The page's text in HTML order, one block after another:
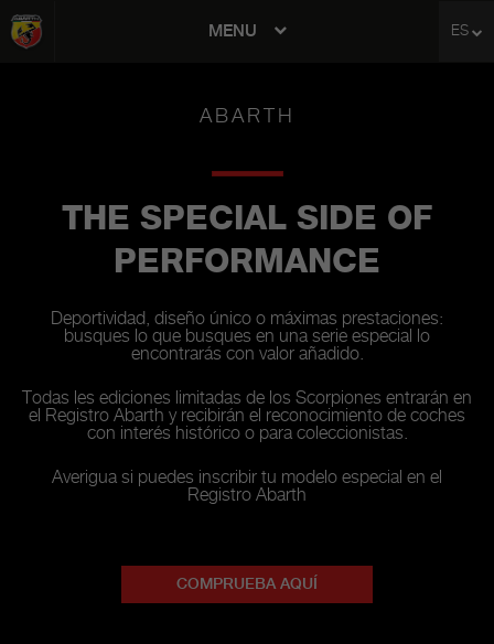
MENU ES
ABARTH
THE SPECIAL SIDE OF
PERFORMANCE
Deportividad, diseño único o máximas prestaciones:
busques lo que busques en una serie especial lo
encontrarás con valor añadido.
Todas les ediciones limitadas de los Scorpiones entrarán en
el Registro Abarth y recibirán el reconocimiento de coches
con interés histórico o para coleccionistas.
Averigua si puedes inscribir tu modelo especial en el
Registro Abarth
COMPRUEBA AQUÍ